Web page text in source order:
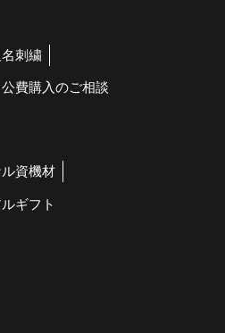
刺繍
公費購入のご相談
資機材
ギフト